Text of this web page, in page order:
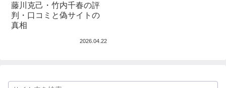
藤川克己・竹内千春の評
判・口コミと偽サイトの
真相
2026.04.22